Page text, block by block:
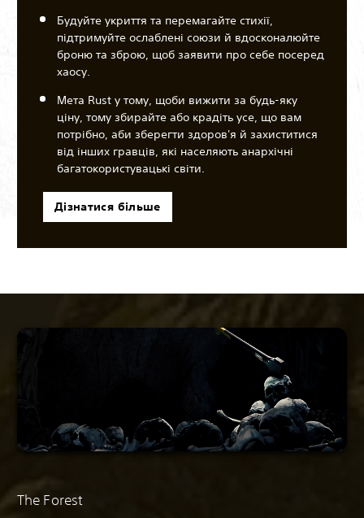
Будуйте укриття та перемагайте стихії,
підтримуйте ослаблені союзи й вдосконалюйте
броню та зброю, щоб заявити про себе посеред
хаосу.
Мета Rust у тому, щоби вижити за будь-яку
ціну, тому збирайте або крадіть усе, що вам
потрібно, аби зберегти здоров'я й захиститися
від інших гравців, які населяють анархічні
багатокористувацькі світи.
Дізнатися більше
The Forest